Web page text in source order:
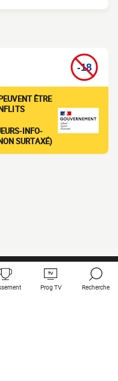
ÊTRE
INFO-
SURTAXÉ)
Prog TV Recherche